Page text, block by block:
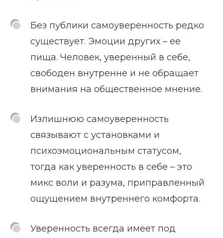
Без публики самоуверенность редко
существует. Эмоции других – ее
пища. Человек, уверенный в себе,
свободен внутренне и не обращает
внимания на общественное мнение.
Излишнюю самоуверенность
связывают с установками и
психоэмоциональным статусом,
тогда как уверенность в себе – это
микс воли и разума, приправленный
ощущением внутреннего комфорта.
Уверенность всегда имеет под